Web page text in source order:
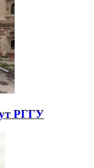
РГГУ